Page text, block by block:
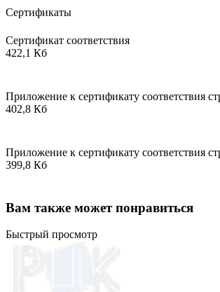
Сертификаты
Сертификат соответствия
422,1 Кб
Приложение к сертификату соответствия
402,8 Кб
Приложение к сертификату соответствия
399,8 Кб
Вам также может понравиться
Быстрый просмотр